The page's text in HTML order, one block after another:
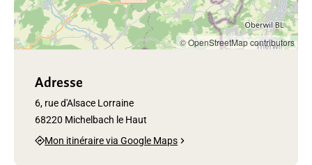
© OpenStreetMap contributors
Adresse
6, rue d'Alsace Lorraine
68220 Michelbach le Haut
Mon itinéraire via Google Maps